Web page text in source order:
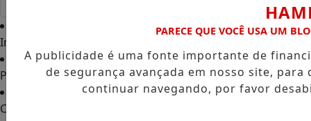
Início
Podcasts/
Classificados
PARECE QUE VOCÊ USA UM
A publicidade é uma fonte importante de
de segurança avançada em nosso site,
continuar navegando, por favor